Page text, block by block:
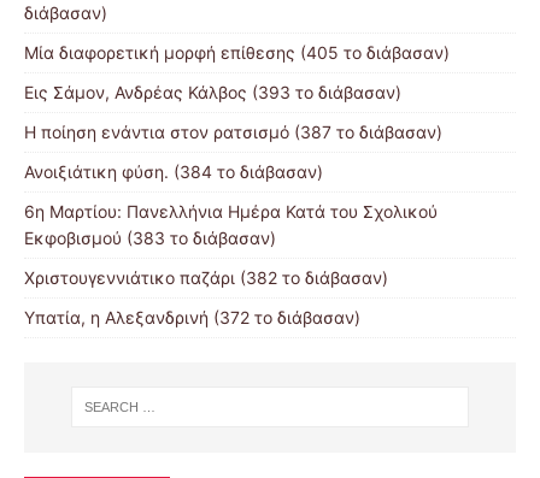
διάβασαν)
Μία διαφορετική μορφή επίθεσης (405 το διάβασαν)
Εις Σάμον, Ανδρέας Κάλβος (393 το διάβασαν)
Η ποίηση ενάντια στον ρατσισμό (387 το διάβασαν)
Ανοιξιάτικη φύση. (384 το διάβασαν)
6η Μαρτίου: Πανελλήνια Ημέρα Κατά του Σχολικού
Εκφοβισμού (383 το διάβασαν)
Χριστουγεννιάτικο παζάρι (382 το διάβασαν)
Υπατία, η Αλεξανδρινή (372 το διάβασαν)